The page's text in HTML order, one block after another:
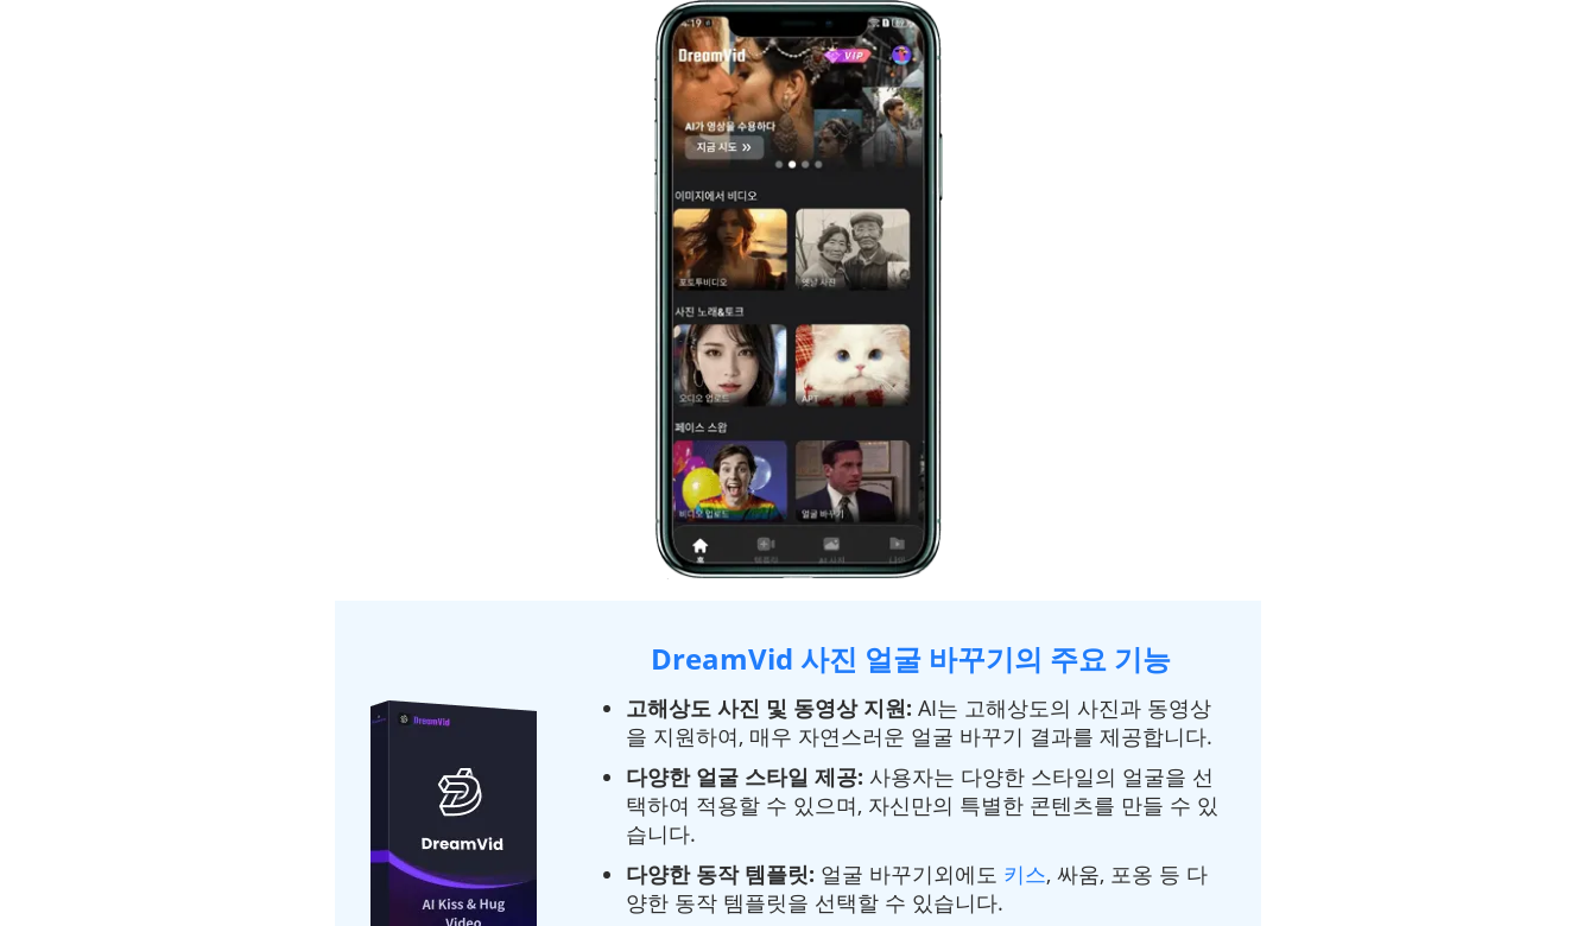
DreamVid 사진 얼굴 바꾸기의 주요 기능
고해상도 사진 및 동영상 지원: AI는 고해상도의 사진과 동영상
을 지원하여, 매우 자연스러운 얼굴 바꾸기 결과를 제공합니다.
다양한 얼굴 스타일 제공: 사용자는 다양한 스타일의 얼굴을 선
택하여 적용할 수 있으며, 자신만의 특별한 콘텐츠를 만들 수 있
습니다.
다양한 동작 템플릿: 얼굴 바꾸기외에도 키스, 싸움, 포옹 등 다
양한 동작 템플릿을 선택할 수 있습니다.